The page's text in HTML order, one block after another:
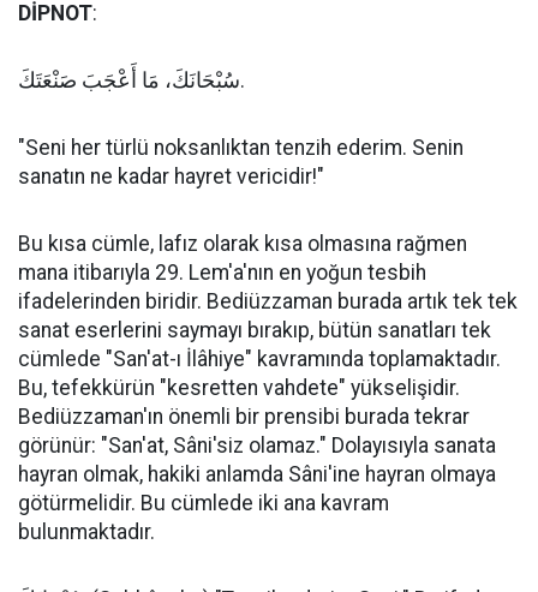
DİPNOT:
سُبْحَانَكَ، مَا أَعْجَبَ صَنْعَتَكَ.
"Seni her türlü noksanlıktan tenzih ederim. Senin
sanatın ne kadar hayret vericidir!"
Bu kısa cümle, lafız olarak kısa olmasına rağmen
mana itibarıyla 29. Lem'a'nın en yoğun tesbih
ifadelerinden biridir. Bediüzzaman burada artık tek tek
sanat eserlerini saymayı bırakıp, bütün sanatları tek
cümlede "San'at-ı İlâhiye" kavramında toplamaktadır.
Bu, tefekkürün "kesretten vahdete" yükselişidir.
Bediüzzaman'ın önemli bir prensibi burada tekrar
görünür: "San'at, Sâni'siz olamaz." Dolayısıyla sanata
hayran olmak, hakiki anlamda Sâni'ine hayran olmaya
götürmelidir. Bu cümlede iki ana kavram
bulunmaktadır.